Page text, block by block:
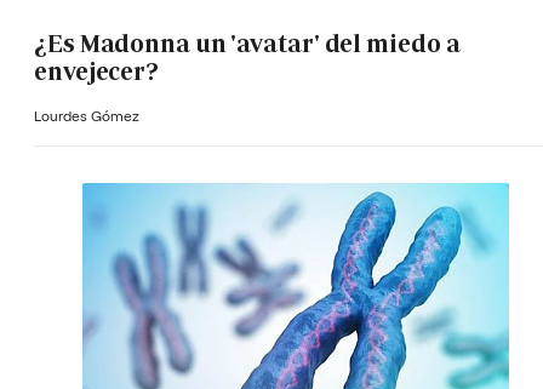
¿Es Madonna un 'avatar' del miedo a
envejecer?
Lourdes Gómez